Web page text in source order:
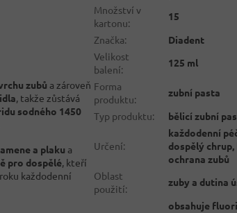
zubů a zároveň
, takže zůstává
sodného 1450
a plaku a
pro dospělé, kteří
každodenní
Množství v
kartonu:
15
Značka:
Diadent
Velikost
balení:
125 ml
Forma
produktu:
zubní pasta
Typ produktu: bělicí zubní
Určení:
každodenní
dospělý chrup,
ochrana zubů
Oblast
použití:
zuby a dutina
obsahuje